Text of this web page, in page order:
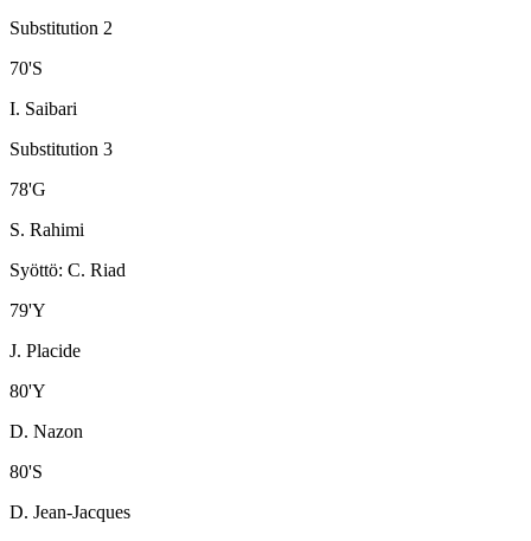
Substitution 2
70'S
I. Saibari
Substitution 3
78'G
S. Rahimi
Syöttö: C. Riad
79'Y
J. Placide
80'Y
D. Nazon
80'S
D. Jean-Jacques